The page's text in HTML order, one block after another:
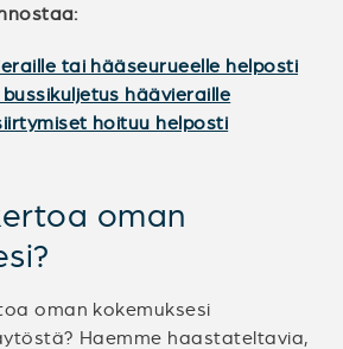
tai hääseurueelle helposti
häävieraille
hoituu helposti
oman
oman kokemuksesi
Haemme haastateltavia,